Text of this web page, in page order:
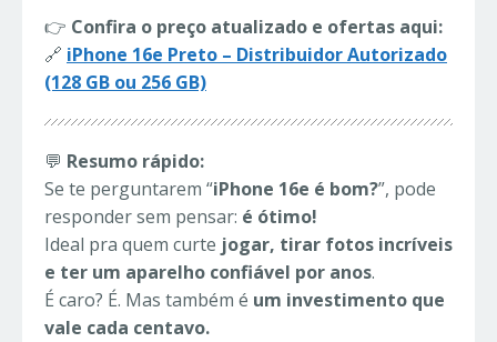
👉 Confira o preço atualizado e ofertas aqui:
🔗 iPhone 16e Preto – Distribuidor Autorizado
(128 GB ou 256 GB)
💬 Resumo rápido:
Se te perguntarem “iPhone 16e é bom?”, pode
responder sem pensar: é ótimo!
Ideal pra quem curte jogar, tirar fotos incríveis
e ter um aparelho confiável por anos.
É caro? É. Mas também é um investimento que
vale cada centavo.